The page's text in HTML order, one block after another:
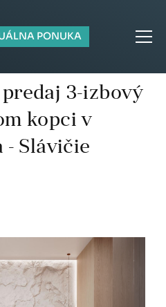
PONUKA
predaj 3-izbový
kopci v
- Slávičie